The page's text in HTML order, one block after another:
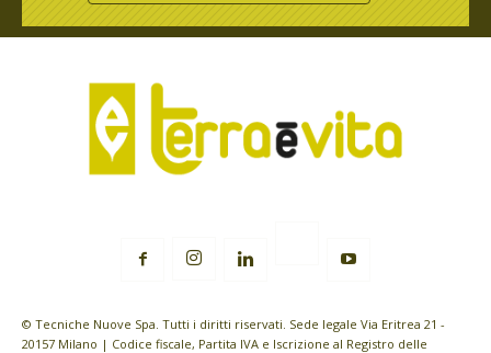
© Tecniche Nuove Spa. Tutti i diritti riservati. Sede legale Via Eritrea 21 -
20157 Milano | Codice fiscale, Partita IVA e Iscrizione al Registro delle